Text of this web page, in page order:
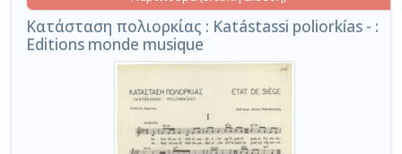
Κατάσταση πολιορκίας : Katástassi poliorkías - :
Editions monde musique